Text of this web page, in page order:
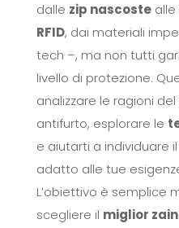
dalle zip nascostealle
RFID, dai materiali
tech –, ma non tutti
livello di protezione.
analizzare le ragioni
antifurto, esplorare le
e aiutarti a individuare
adatto alle tue
L’obiettivo è semplice
scegliere il miglior